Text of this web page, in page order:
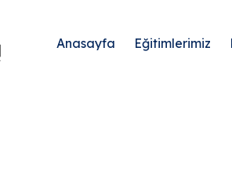
Anasayfa Eğitimlerimiz